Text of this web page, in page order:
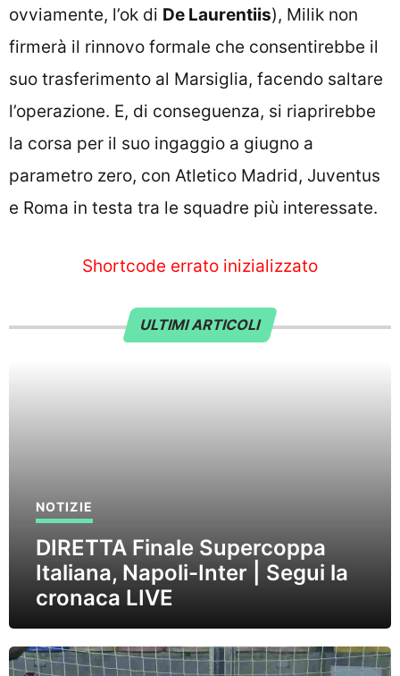
ovviamente, l’ok di De Laurentiis), Milik non
firmerà il rinnovo formale che consentirebbe il
suo trasferimento al Marsiglia, facendo saltare
l’operazione. E, di conseguenza, si riaprirebbe
la corsa per il suo ingaggio a giugno a
parametro zero, con Atletico Madrid, Juventus
e Roma in testa tra le squadre più interessate.
Shortcode errato inizializzato
ULTIMI ARTICOLI
NOTIZIE
DIRETTA Finale Supercoppa
Italiana, Napoli-Inter | Segui la
cronaca LIVE